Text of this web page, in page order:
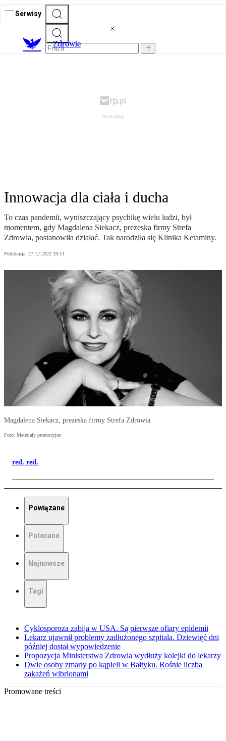
Serwisy
Zdrowie
Innowacja dla ciała i ducha
To czas pandemii, wyniszczający psychikę wielu ludzi, był
momentem, gdy Magdalena Siekacz, prezeska firmy Strefa
Zdrowia, postanowiła działać. Tak narodziła się Klinika Ketaminy.
Publikacja: 27.12.2022 19:14
Magdalena Siekacz, prezeska firmy Strefa Zdrowia
Foto: Materiały promocyjne
red. red.
Powiązane
Polecane
Najnowsze
Tagi
Cyklosporoza zabija w USA. Są pierwsze ofiary epidemii
Lekarz ujawnił problemy zadłużonego szpitala. Dziewięć dni
później dostał wypowiedzenie
Propozycja Ministerstwa Zdrowia wydłuży kolejki do lekarzy
Dwie osoby zmarły po kąpieli w Bałtyku. Rośnie liczba
zakażeń wibrionami
Promowane treści